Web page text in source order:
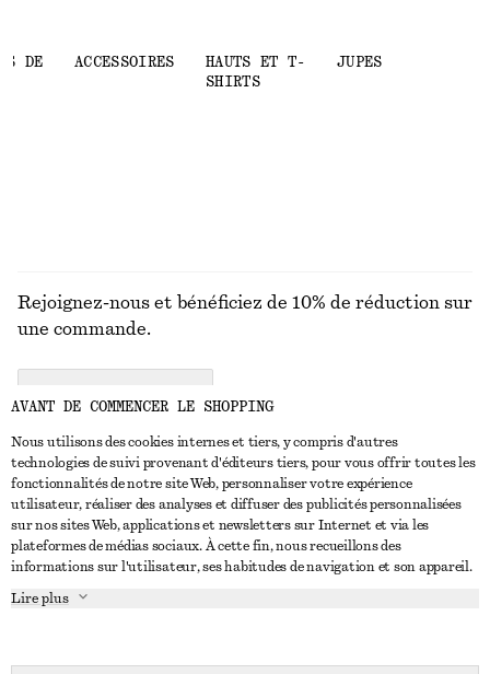
DE ACCESSOIRES
HAUTS ET T-
SHIRTS
JUPES
NOUS CONTACTER
Nous contacter
Trouver un magasin
Affilié(e)s
Instagram
Pinterest
SERVICE CLIENT
À PROPOS
En cours de réalisation
Rejoignez-nous et bénéficiez de 10% de réduction sur
une commande.
AVANT DE COMMENCER LE SHOPPING
Nous utilisons des cookies internes et tiers, y compris d'autres
technologies de suivi provenant d'éditeurs tiers, pour vous offrir toutes les
fonctionnalités de notre site Web, personnaliser votre expérience
utilisateur, réaliser des analyses et diffuser des publicités personnalisées
sur nos sites Web, applications et newsletters sur Internet et via les
plateformes de médias sociaux. À cette fin, nous recueillons des
informations sur l'utilisateur, ses habitudes de navigation et son appareil.
Lire plus